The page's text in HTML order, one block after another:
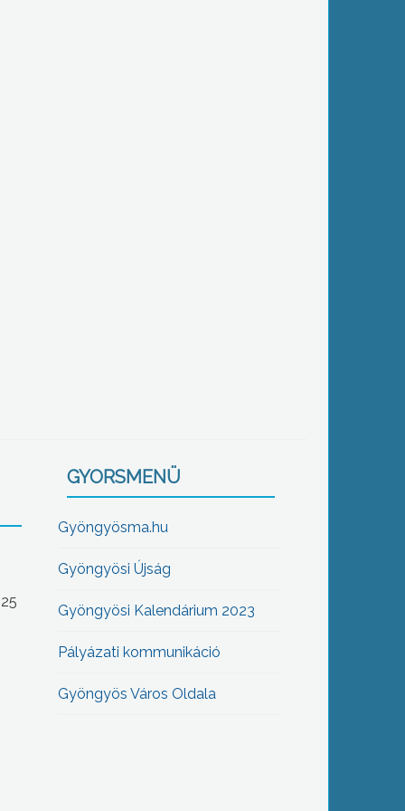
GYORSMENÜ
Gyöngyösma.hu
Gyöngyösi Újság
Gyöngyösi Kalendárium 2023
Pályázati kommunikáció
Gyöngyös Város Oldala